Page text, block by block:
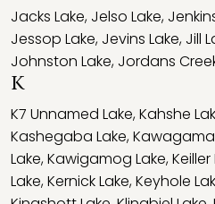
Jacks Lake, Jelso Lake,
Jessop Lake, Jevins Lake, Jill
Johnston Lake, Jordans
K
K7 Unnamed Lake,Kahshe
Kashegaba Lake,Kawagama
Lake,Kawigamog Lake,Keiller
Lake,Kernick Lake,Keyhole